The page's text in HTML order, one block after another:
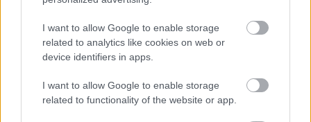
I want to allow Google to enable storage
related to analytics like cookies on web or
device identifiers in apps.
I want to allow Google to enable storage
related to functionality of the website or app.
20% στα 590 εκατ. ευρώ από 490 εκατ. ευρώ το
αντίστοιχο τρίμηνο του περασμένου έτους.
Η Εθνική παρουσίασε έσοδα από προμήθειες 114
εκατ. ευρώ (+7,6%), η Πειραιώς 210 εκατ. ευρώ
(+31%), η Eurobank 203 εκατ. ευρώ (+20%), η